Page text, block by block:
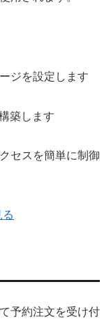
ジを設定します
築します
セスを簡単に制御
予約注文を受け付